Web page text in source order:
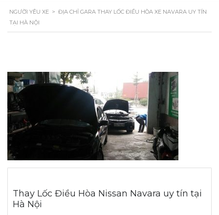
NGƯỜI YÊU XE > ĐỊA CHỈ GARA THAY LỐC ĐIỀU HÒA XE NAVARA UY TÍN
TẠI HÀ NỘI
Thay Lốc Điều Hòa Nissan Navara uy tín tại
Hà Nội